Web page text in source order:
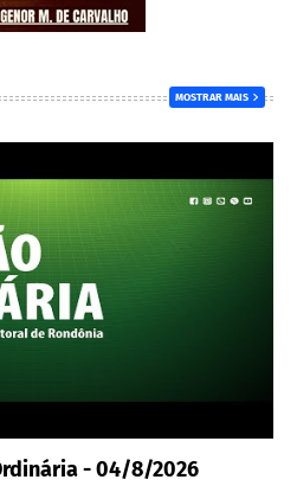
MOSTRAR MAIS
- 04/8/2026